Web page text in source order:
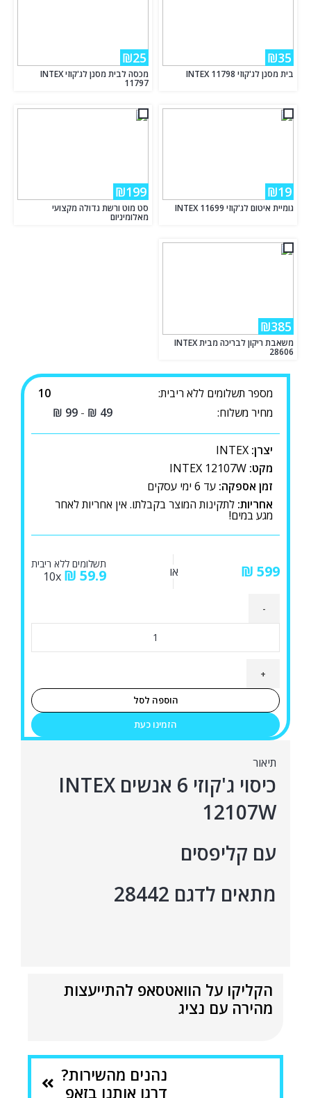
₪35
בית מסנן לג'קוזי INTEX 11798
₪25
מכסה לבית מסנן לג'קוזי INTEX
11797
₪19
גומיית איטום לג'קוזי INTEX 11699
₪199
סט מוט ורשת גדולה מקצועי
מאלומיניום
₪385
משאבת ריקון לבריכה מבית INTEX
28606
מספר תשלומים ללא ריבית:
10
מחיר משלוח:
₪ 49
-
₪ 99
יצרן: INTEX
מקט: INTEX 12107W
זמן אספקה: עד 6 ימי עסקים
אחריות: לתקינות המוצר בקבלתו. אין אחריות לאחר
מגע במים!
₪ או
תשלומים ללא ריבית
₪ 59.9
של
6
אנשים
INTEX
הוספה לסל
הזמינו כעת
תיאור
כיסוי ג'קוזי 6 אנשים INTEX
12107W
עם קליפסים
מתאים לדגם 28442
הקליקו על הוואטסאפ להתייעצות
מהירה עם נציג
נהנים מהשירות?
דרגו אותנו בזאפ